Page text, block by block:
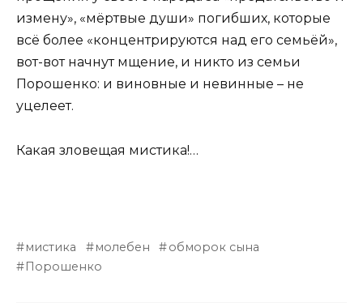
измену», «мёртвые души» погибших, которые
всё более «концентрируются над его семьёй»,
вот-вот начнут мщение, и никто из семьи
Порошенко: и виновные и невинные – не
уцелеет.
Какая зловещая мистика!…
мистика молебен
обморок сына
Порошенко